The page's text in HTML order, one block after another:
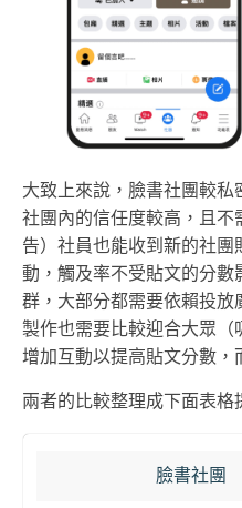
大致上來說，臉書社團較
社團內的信任度較高，且不
告）社員也能收到新的社團
動，觸及率不受貼文的分數
群，大部分都需要依賴投放
製作也需要比較迎合大眾（
增加互動以提高貼文分數，
兩者的比較整理成下面表格
臉書社團